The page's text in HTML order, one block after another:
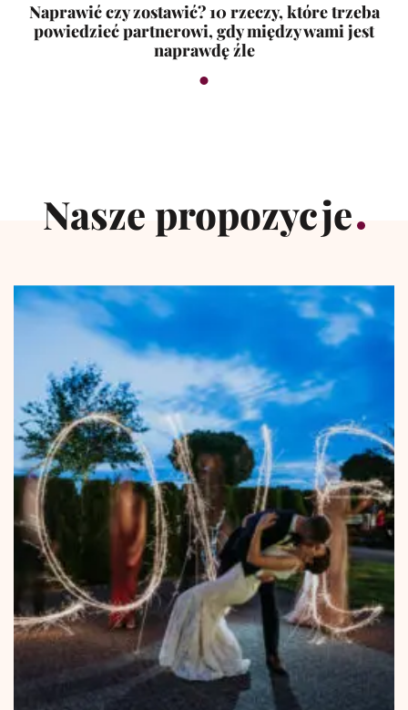
Naprawić czy zostawić? 10 rzeczy, które trzeba
powiedzieć partnerowi, gdy między wami jest
naprawdę źle
Nasze propozycje